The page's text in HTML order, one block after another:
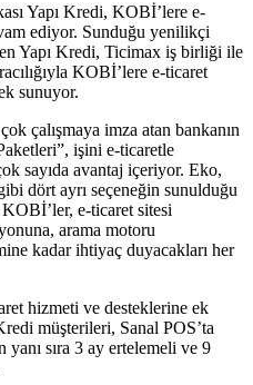
Yapı Kredi, KOBİ’lere e-
ediyor. Sunduğu yenilikçi
Yapı Kredi, Ticimax iş birliği ile
KOBİ’lere e-ticaret
sunuyor.
çalışmaya imza atan bankanın
işini e-ticaretle
sayıda avantaj içeriyor. Eko,
dört ayrı seçeneğin sunulduğu
e-ticaret sitesi
arama motoru
kadar ihtiyaç duyacakları her
hizmeti ve desteklerine ek
müşterileri, Sanal POS’ta
yanı sıra 3 ay ertelemeli ve 9